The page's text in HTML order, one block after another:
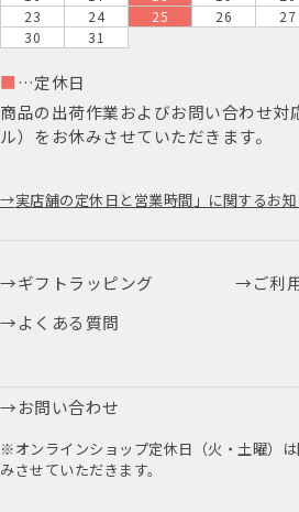
23
24 25 26 27
30
31
■ …定休日
商品の出荷作業およびお問い合わせ対
ル）をお休みさせていただきます。
実店舗の定休日と営業時間」に関するお
ギフトラッピング
ご利
よくある質問
お問い合わせ
※オンラインショップ定休日（火・土曜）
みさせていただきます。